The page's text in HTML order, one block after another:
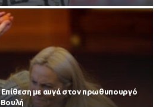
με αυγά στον πρωθυπουργό
Βουλή